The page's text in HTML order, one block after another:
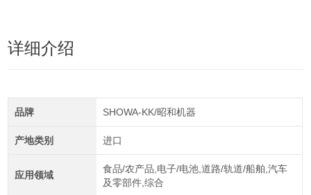
详细介绍
品牌 SHOWA-KK/昭和机器
产地类别 进口
应用领域
食品/农产品,电子/电池,道路/轨道/船舶,汽车
及零部件,综合